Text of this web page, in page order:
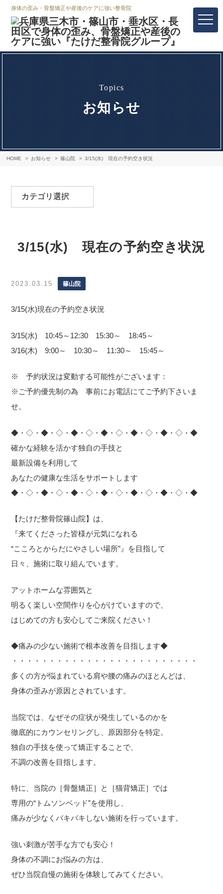
身体の歪み・骨盤矯正や産後のケアに強い整骨院
topics
お知らせ
HOME お知らせ 篠山院 3/15(水) 現在の予約空き状況
3/15(水) 現在の予約空き状況
2023.03.15 篠山院
3/15(水)現在の予約空き状況
3/15(水) 10:45～12:30 15:30～ 18:45～
3/16(木) 9:00～ 10:30～ 11:30～ 15:45～
※ 予約状況は変動する可能性がございます：
※ご予約優先制の為 事前にお電話にてご予約下さいま
せ。
◆・◇・◆・◇・◆・◇・◆・◇・◆・◇・◆・◇・◆
確かな経験を活かす独自の手技と
最新設備を利用して
あなたの健康な生活をサポートします
◆・◇・◆・◇・◆・◇・◆・◇・◆・◇・◆・◇・◆
【たけだ整骨院篠山院】は、
『来てくださった皆様が元気になれる
“こころとからだにやさしい場所”』を目指して
日々、施術に取り組んでいます。
アットホームな雰囲気と
明るく楽しい空間作りを心がけていますので、
はじめての方も安心してご来院ください！
◆痛みの少ない施術で根本改善を目指します◆
・・・・・・・・・・・・・・・・・・・・・・・・・
多くの方が悩まれている肩や腰の痛みのほとんどは、
身体の歪みが原因とされています。
当院では、なぜその症状が発生しているのかを
徹底的にカウンセリングし、原因部分を特定。
独自の手技を使って矯正することで、
不調の改善を目指します。
特に、当院の［骨盤矯正］と［猫背矯正］では
専用の“トムソンベッド”を使用し、
痛みが少なくバキバキしない施術を行っています。
強い刺激が苦手な方でも安心！
身体の不調にお悩みの方は、
ぜひ当院自慢の施術を体験してみてください。